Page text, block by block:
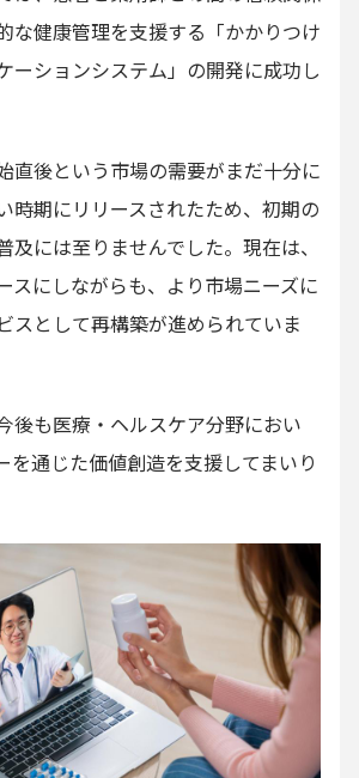
な健康管理を支援する「かかりつけ
ーションシステム」の開発に成功し
直後という市場の需要がまだ十分に
時期にリリースされたため、初期の
及には至りませんでした。現在は、
スにしながらも、より市場ニーズに
スとして再構築が進められていま
後も医療・ヘルスケア分野におい
を通じた価値創造を支援してまいり